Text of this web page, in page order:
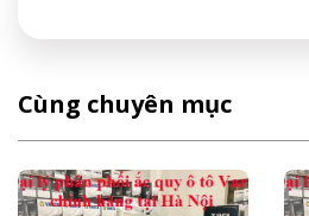
Cùng chuyên mục